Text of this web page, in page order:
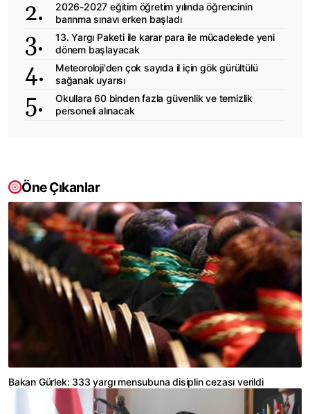
2026-2027 eğitim öğretim yılında öğrencinin
barınma sınavı erken başladı
13. Yargı Paketi ile karar para ile mücadelede yeni
dönem başlayacak
Meteoroloji'den çok sayıda il için gök gürültülü
sağanak uyarısı
Okullara 60 binden fazla güvenlik ve temizlik
personeli alınacak
Öne Çıkanlar
Bakan Gürlek: 333 yargı mensubuna disiplin cezası verildi